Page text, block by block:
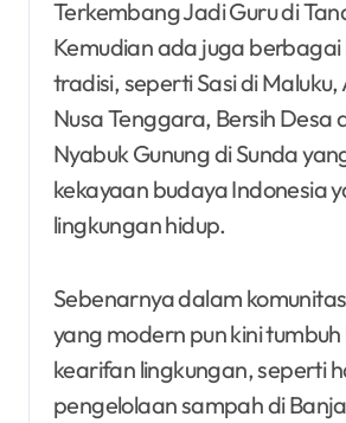
Terkembang Jadi Guru di
Kemudian ada juga
tradisi, seperti Sasi di
Nusa Tenggara, Bersih Desa
Nyabuk Gunung di Sunda
kekayaan budaya Indonesia
lingkungan hidup.
Sebenarnya dalam
yang modern pun kini
kearifan lingkungan, seperti
pengelolaan sampah di